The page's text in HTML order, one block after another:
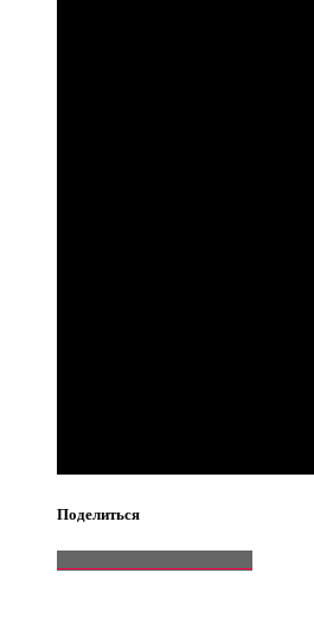
Поделиться